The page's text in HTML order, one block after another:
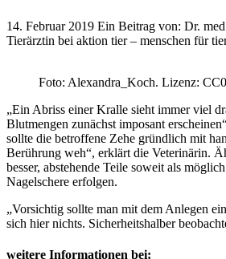
14. Februar 2019 Ein Beitrag von: Dr.
Tierärztin bei aktion tier – menschen für
Foto: Alexandra_Koch. Lizenz:
„Ein Abriss einer Kralle sieht immer viel
Blutmengen zunächst imposant
sollte die betroffene Zehe gründlich mit
Berührung weh“, erklärt die Veterinärin.
besser, abstehende Teile soweit als
Nagelschere erfolgen.
„Vorsichtig sollte man mit dem Anlegen
sich hier nichts. Sicherheitshalber
weitere Informationen bei: